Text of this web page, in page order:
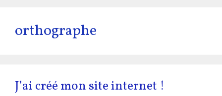
orthographe
J’ai créé mon site internet !